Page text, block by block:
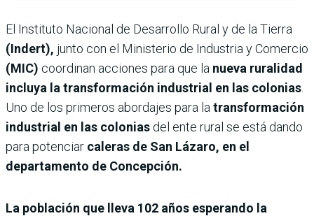
El Instituto Nacional de Desarrollo Rural y de la Tierra
(Indert), junto con el Ministerio de Industria y Comercio
(MIC) coordinan acciones para que la nueva ruralidad
incluya la transformación industrial en las colonias
Uno de los primeros abordajes para la transformación
industrial en las colonias del ente rural se está dando
para potenciar caleras de San Lázaro, en el
departamento de Concepción.
La población que lleva 102 años esperando la